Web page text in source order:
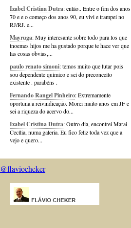
Izabel Cristina Dutra: então.. Entre o fim dos anos
70 e e o começo dos anos 90, eu vivi e trampei no
RJ/RJ. e...
Mayruga: Muy interesante sobre todo para los que
tnoemes hijos me ha gustado porque te hace ver que
las cosas obvias,...
paulo renato simoni: temos muito que lutar pois
sou dependente quimico e sei do preconceito
existente . parabéns .
Fernando Rangel Pinheiro: Extremamente
oportuna a reivindicação. Morei muito anos em JF e
sei a riqueza do acervo do...
Izabel Cristina Dutra: Outro dia, encontrei Marai
Cecília, numa galeria. Eu fico feliz toda vez que a
vejo e quero...
@flaviocheker